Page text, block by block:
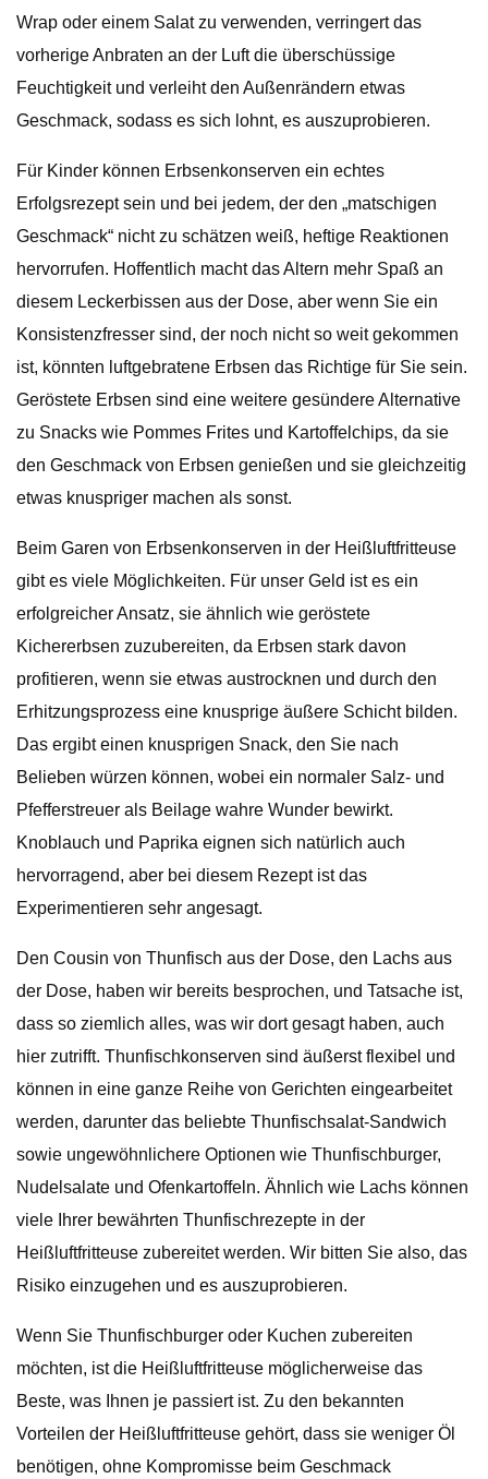
Wrap oder einem Salat zu verwenden, verringert das
vorherige Anbraten an der Luft die überschüssige
Feuchtigkeit und verleiht den Außenrändern etwas
Geschmack, sodass es sich lohnt, es auszuprobieren.
Für Kinder können Erbsenkonserven ein echtes
Erfolgsrezept sein und bei jedem, der den „matschigen
Geschmack“ nicht zu schätzen weiß, heftige Reaktionen
hervorrufen. Hoffentlich macht das Altern mehr Spaß an
diesem Leckerbissen aus der Dose, aber wenn Sie ein
Konsistenzfresser sind, der noch nicht so weit gekommen
ist, könnten luftgebratene Erbsen das Richtige für Sie sein.
Geröstete Erbsen sind eine weitere gesündere Alternative
zu Snacks wie Pommes Frites und Kartoffelchips, da sie
den Geschmack von Erbsen genießen und sie gleichzeitig
etwas knuspriger machen als sonst.
Beim Garen von Erbsenkonserven in der Heißluftfritteuse
gibt es viele Möglichkeiten. Für unser Geld ist es ein
erfolgreicher Ansatz, sie ähnlich wie geröstete
Kichererbsen zuzubereiten, da Erbsen stark davon
profitieren, wenn sie etwas austrocknen und durch den
Erhitzungsprozess eine knusprige äußere Schicht bilden.
Das ergibt einen knusprigen Snack, den Sie nach
Belieben würzen können, wobei ein normaler Salz- und
Pfefferstreuer als Beilage wahre Wunder bewirkt.
Knoblauch und Paprika eignen sich natürlich auch
hervorragend, aber bei diesem Rezept ist das
Experimentieren sehr angesagt.
Den Cousin von Thunfisch aus der Dose, den Lachs aus
der Dose, haben wir bereits besprochen, und Tatsache ist,
dass so ziemlich alles, was wir dort gesagt haben, auch
hier zutrifft. Thunfischkonserven sind äußerst flexibel und
können in eine ganze Reihe von Gerichten eingearbeitet
werden, darunter das beliebte Thunfischsalat-Sandwich
sowie ungewöhnlichere Optionen wie Thunfischburger,
Nudelsalate und Ofenkartoffeln. Ähnlich wie Lachs können
viele Ihrer bewährten Thunfischrezepte in der
Heißluftfritteuse zubereitet werden. Wir bitten Sie also, das
Risiko einzugehen und es auszuprobieren.
Wenn Sie Thunfischburger oder Kuchen zubereiten
möchten, ist die Heißluftfritteuse möglicherweise das
Beste, was Ihnen je passiert ist. Zu den bekannten
Vorteilen der Heißluftfritteuse gehört, dass sie weniger Öl
benötigen, ohne Kompromisse beim Geschmack